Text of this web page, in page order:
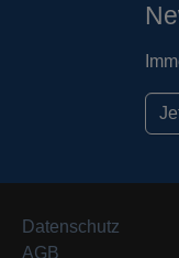
Datenschutz
AGB